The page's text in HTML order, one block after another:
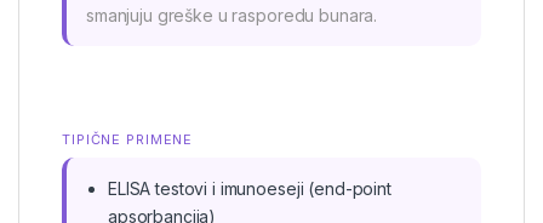
smanjuju greške u rasporedu bunara.
TIPIČNE PRIMENE
ELISA testovi i imunoeseji (end-point
apsorbancija)